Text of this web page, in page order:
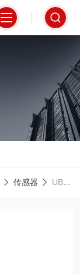
传感器 UB500-F42-U-V15倍加福P+F超声波传感器原装